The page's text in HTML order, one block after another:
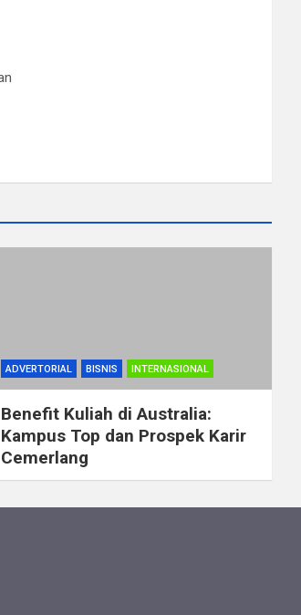
ADVERTORIAL BISNIS INTERNASIONAL
Benefit Kuliah di Australia:
Kampus Top dan Prospek Karir
Cemerlang